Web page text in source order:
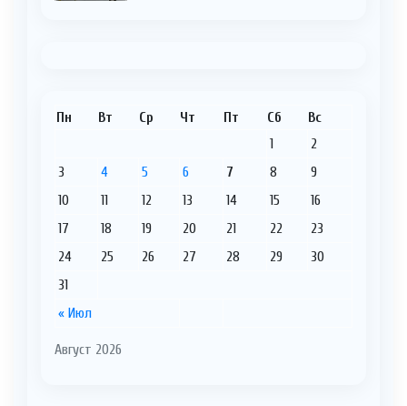
Август 2026
Пн Вт Ср Чт Пт Сб Вс
« Июл
1
2
3
4 5 6 7 8
9
10
11 12 13 14 15
16
17
18 19 20 21 22
23
24
25 26 27 28 29
30
31